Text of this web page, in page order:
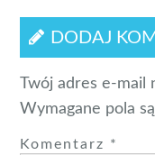
DODAJ
Twój adres e-mail
Wymagane pola
Komentarz *